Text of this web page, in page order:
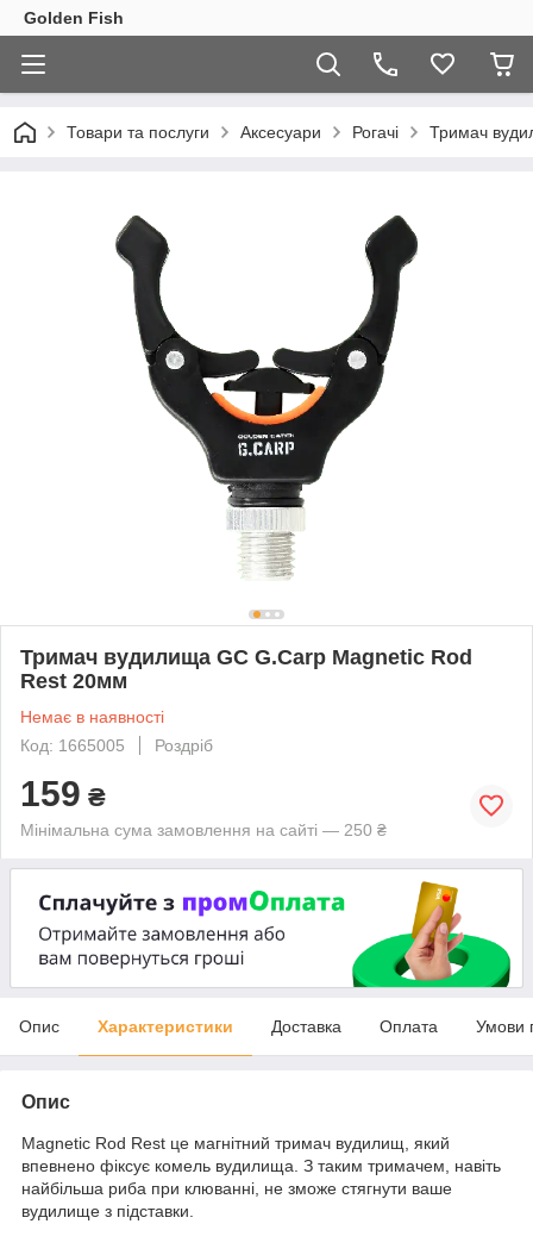
Golden Fish
Товари та послуги Аксесуари Рогачі Тримач
Тримач вудилища GC G.Carp Magnetic Rod
Rest 20мм
Немає в наявності
Код: 1665005
Роздріб
159 ₴
Мінімальна сума замовлення на сайті — 250 ₴
Опис Характеристики Доставка Оплата Умови
Опис
Magnetic Rod Rest це магнітний тримач вудилищ, який
впевнено фіксує комель вудилища. З таким тримачем, навіть
найбільша риба при клюванні, не зможе стягнути ваше
вудилище з підставки.